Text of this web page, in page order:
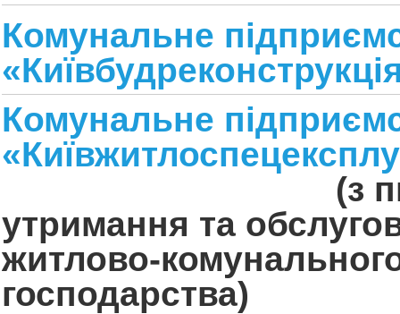
Комунальне
Комунальне
(з
утримання та
житлово-
господарства)